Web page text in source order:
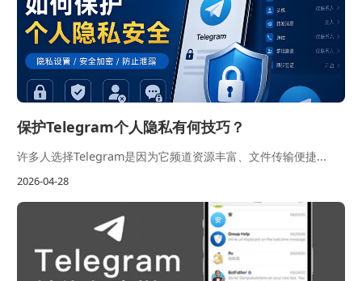
保护Telegram个人隐私有何技巧？
许多人选择Telegram是因为它频道资源丰富、文件传输便捷...
2026-04-28